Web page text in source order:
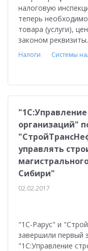
налоговую
теперь
товара (услуги),
законом реквизиты.
Налоги Системы
организаций"
управлять
Сибири"
02.02.2017
"1С-Рарус" и
завершили первый
"1С:Управление